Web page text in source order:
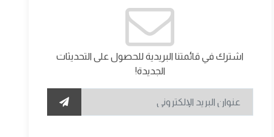
اشترك في قائمتنا البريدية للحصول على التحديثات
الجديدة!